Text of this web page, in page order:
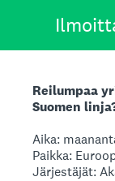
Reilumpaa
Suomen
Aika:
Paikka:
Järjestäjät: